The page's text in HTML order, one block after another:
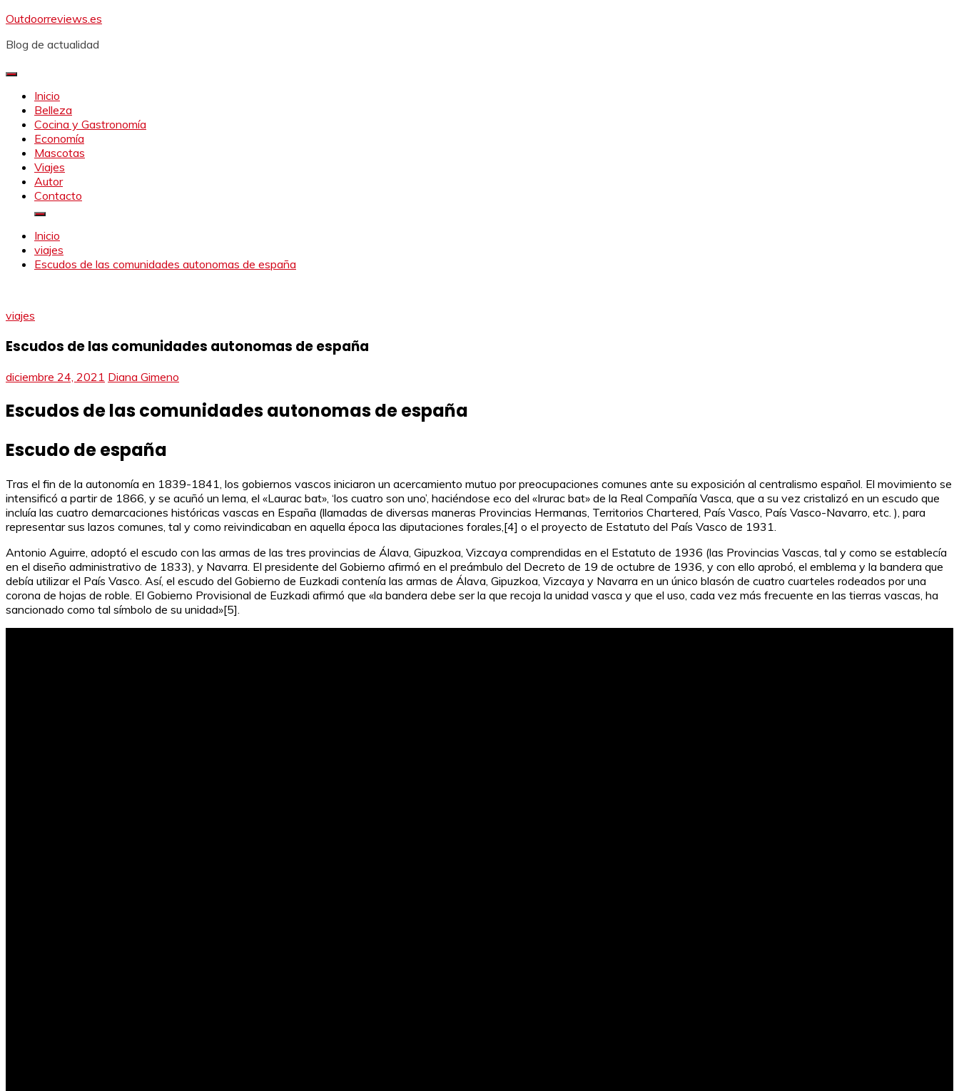
Saltar
contenido
Outdoorreviews.es
Blog de actualidad
Inicio
Belleza
Cocina y Gastronomía
Economía
Mascotas
Viajes
Autor
Contacto
Inicio
viajes
Escudos de las comunidades autonomas de españa
viajes
Escudos de las comunidades autonomas de españa
diciembre 24, 2021 Diana Gimeno
Escudos de las comunidades autonomas de españa
Escudo de españa
Tras el fin de la autonomía en 1839-1841, los gobiernos vascos iniciaron un acercamiento mutuo por preocupaciones comunes ante su exposición al centralismo español. El movimiento se
intensificó a partir de 1866, y se acuñó un lema, el «Laurac bat», ‘los cuatro son uno’, haciéndose eco del «Irurac bat» de la Real Compañía Vasca, que a su vez cristalizó en un escudo que
incluía las cuatro demarcaciones históricas vascas en España (llamadas de diversas maneras Provincias Hermanas, Territorios Chartered, País Vasco, País Vasco-Navarro, etc. ), para
representar sus lazos comunes, tal y como reivindicaban en aquella época las diputaciones forales,[4] o el proyecto de Estatuto del País Vasco de 1931.
Antonio Aguirre, adoptó el escudo con las armas de las tres provincias de Álava, Gipuzkoa, Vizcaya comprendidas en el Estatuto de 1936 (las Provincias Vascas, tal y como se establecía
en el diseño administrativo de 1833), y Navarra. El presidente del Gobierno afirmó en el preámbulo del Decreto de 19 de octubre de 1936, y con ello aprobó, el emblema y la bandera que
debía utilizar el País Vasco. Así, el escudo del Gobierno de Euzkadi contenía las armas de Álava, Gipuzkoa, Vizcaya y Navarra en un único blasón de cuatro cuarteles rodeados por una
corona de hojas de roble. El Gobierno Provisional de Euzkadi afirmó que «la bandera debe ser la que recoja la unidad vasca y que el uso, cada vez más frecuente en las tierras vascas, ha
sancionado como tal símbolo de su unidad»[5].